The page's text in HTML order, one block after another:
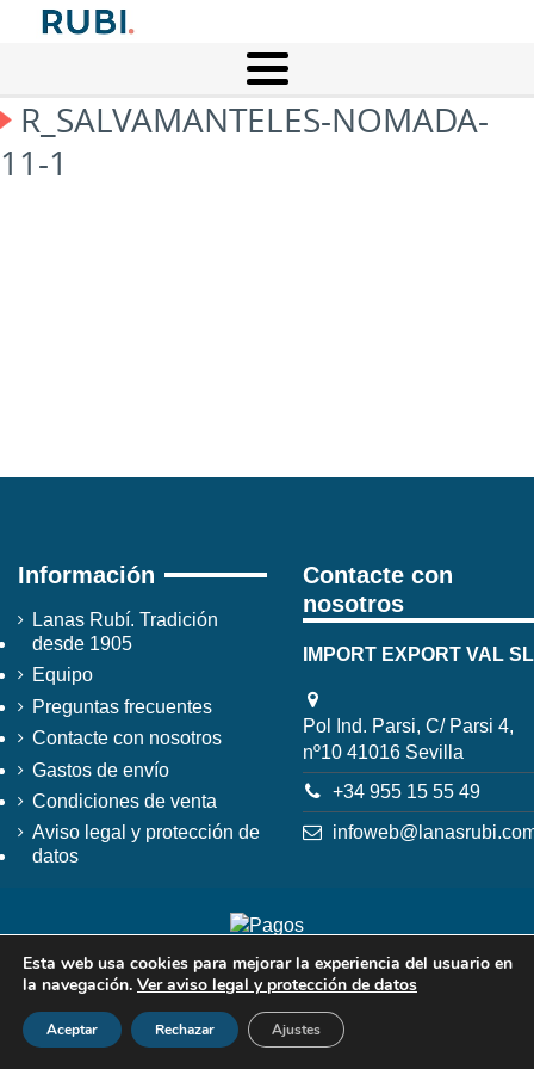
R_SALVAMANTELES-NOMADA-
11-1
Información
Lanas Rubí. Tradición
desde 1905
Equipo
Preguntas frecuentes
Contacte con nosotros
Gastos de envío
Condiciones de venta
Aviso legal y protección de
datos
Contacte con
nosotros
IMPORT EXPORT VAL SL
Pol Ind. Parsi, C/ Parsi 4,
nº10 41016 Sevilla
+34 955 15 55 49
Esta web usa cookies para mejorar la experiencia del usuario en
la navegación. Ver aviso legal y protección de datos
Aceptar Rechazar Ajustes